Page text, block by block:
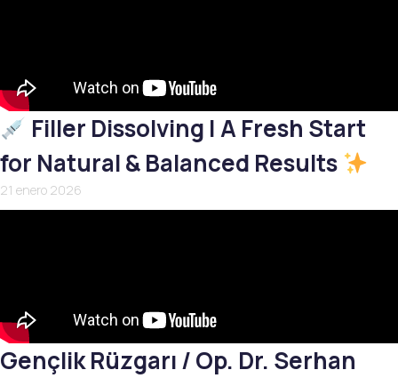
Filler Dissolving | A Fresh Start
for Natural & Balanced Results
21 enero 2026
Gençlik Rüzgarı / Op. Dr. Serhan